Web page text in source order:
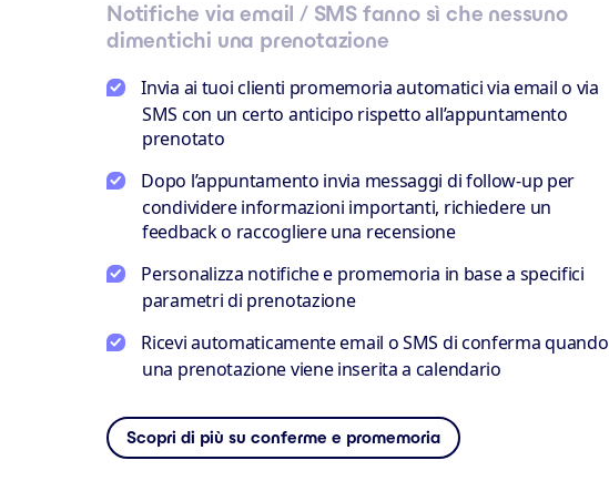
Notifiche via email / SMS fanno sì che nessuno
dimentichi una prenotazione
Invia ai tuoi clienti promemoria automatici via email o via
SMS con un certo anticipo rispetto all’appuntamento
prenotato
Dopo l’appuntamento invia messaggi di follow-up per
condividere informazioni importanti, richiedere un
feedback o raccogliere una recensione
Personalizza notifiche e promemoria in base a specifici
parametri di prenotazione
Ricevi automaticamente email o SMS di conferma quando
una prenotazione viene inserita a calendario
Scopri di più su conferme e promemoria